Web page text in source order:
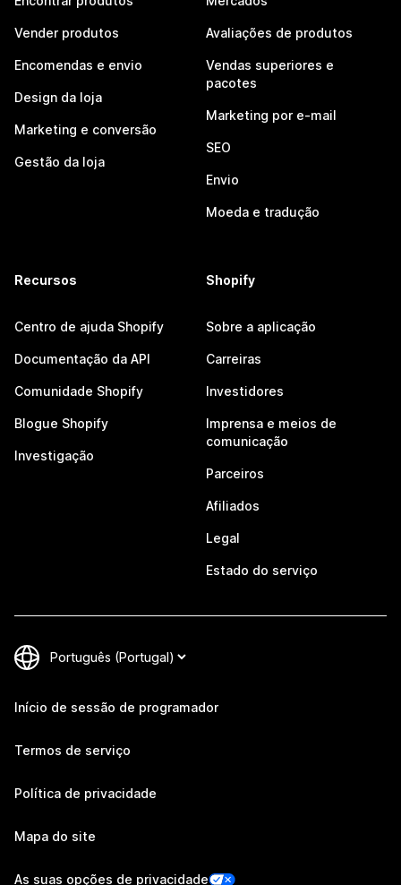
Vender produtos
Encomendas e envio
Design da loja
Marketing e conversão
Gestão da loja
Avaliações de produtos
Vendas superiores e
pacotes
Marketing por e-mail
SEO
Envio
Moeda e tradução
Recursos
Centro de ajuda Shopify
Documentação da API
Comunidade Shopify
Blogue Shopify
Investigação
Shopify
Sobre a aplicação
Carreiras
Investidores
Imprensa e meios de
comunicação
Parceiros
Afiliados
Legal
Estado do serviço
Início de sessão de programador
Termos de serviço
Política de privacidade
Mapa do site
As suas opções de privacidade